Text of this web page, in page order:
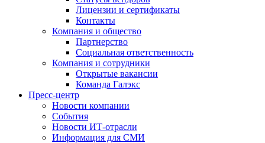
Лицензии и сертификаты
Контакты
Компания и общество
Партнерство
Социальная ответственность
Компания и сотрудники
Открытые вакансии
Команда Галэкс
Пресс-центр
Новости компании
События
Новости ИТ-отрасли
Информация для СМИ